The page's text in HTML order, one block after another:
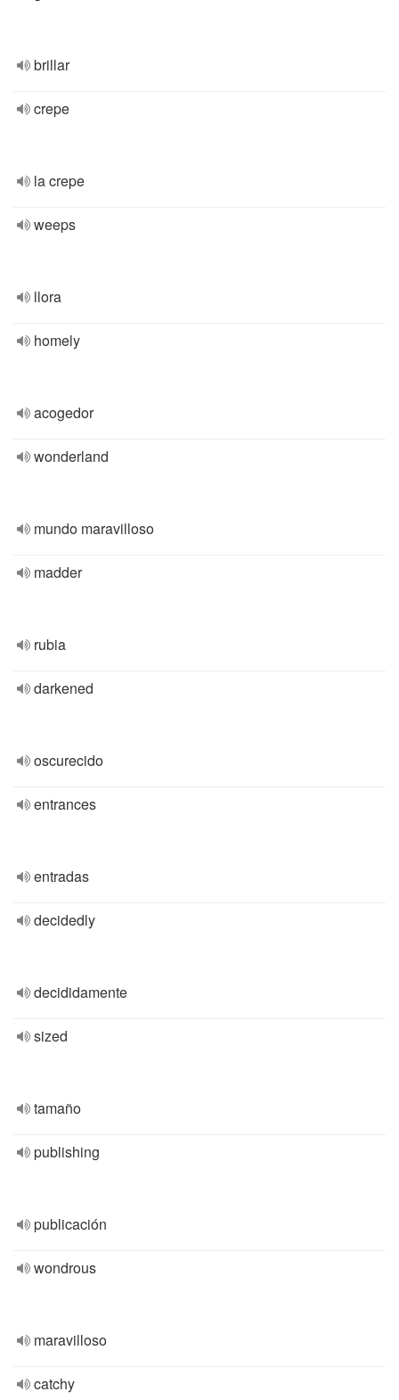
brillar
crepe
la crepe
weeps
llora
homely
acogedor
wonderland
mundo maravilloso
madder
rubia
darkened
oscurecido
entrances
entradas
decidedly
decididamente
sized
tamaño
publishing
publicación
wondrous
maravilloso
catchy